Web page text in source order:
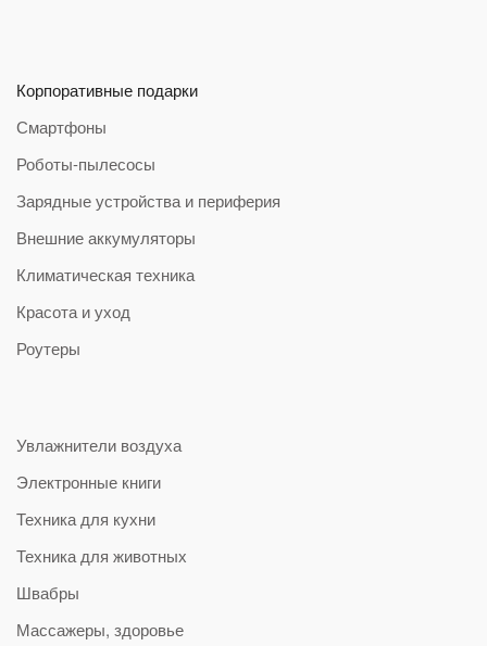
Корпоративные подарки
Смартфоны
Роботы-пылесосы
Зарядные устройства и периферия
Внешние аккумуляторы
Климатическая техника
Красота и уход
Роутеры
Увлажнители воздуха
Электронные книги
Техника для кухни
Техника для животных
Швабры
Массажеры, здоровье